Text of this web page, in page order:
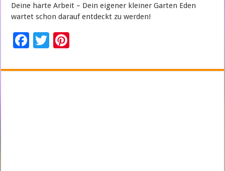
Deine harte Arbeit – Dein eigener kleiner Garten Eden
wartet schon darauf entdeckt zu werden!
F
e
T
tt er